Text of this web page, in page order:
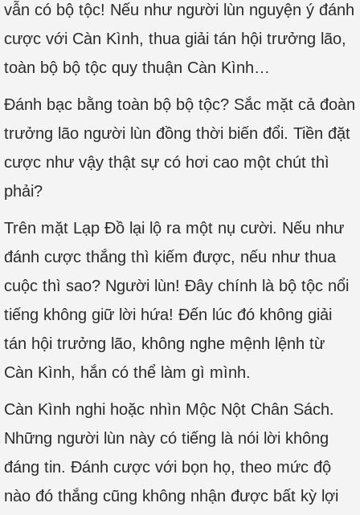
vẫn có bộ tộc! Nếu như người lùn nguyện ý đánh
cược với Càn Kình, thua giải tán hội trưởng lão,
toàn bộ bộ tộc quy thuận Càn Kình…
Đánh bạc bằng toàn bộ bộ tộc? Sắc mặt cả đoàn
trưởng lão người lùn đồng thời biến đổi. Tiền đặt
cược như vậy thật sự có hơi cao một chút thì
phải?
Trên mặt Lạp Đồ lại lộ ra một nụ cười. Nếu như
đánh cược thắng thì kiếm được, nếu như thua
cuộc thì sao? Người lùn! Đây chính là bộ tộc nổi
tiếng không giữ lời hứa! Đến lúc đó không giải
tán hội trưởng lão, không nghe mệnh lệnh từ
Càn Kình, hắn có thể làm gì mình.
Càn Kình nghi hoặc nhìn Mộc Nột Chân Sách.
Những người lùn này có tiếng là nói lời không
đáng tin. Đánh cược với bọn họ, theo mức độ
nào đó thắng cũng không nhận được bất kỳ lợi